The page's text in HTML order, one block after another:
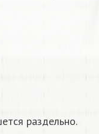
раздельно.